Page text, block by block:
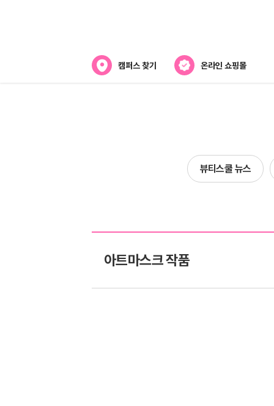
캠퍼스 찾기 온라인 쇼핑몰
전국캠퍼스 찾기
제휴협력사
뷰티스쿨 뉴스
아트마스크 작품